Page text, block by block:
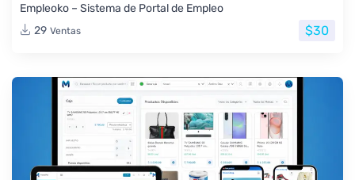
Empleoko – Sistema de Portal de Empleo
29 Ventas $30